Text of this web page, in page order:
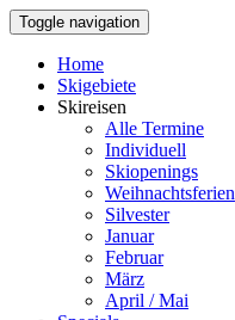
Toggle navigation
Home
Skigebiete
Skireisen
Alle Termine
Individuell
Skiopenings
Weihnachtsferien
Silvester
Januar
Februar
März
April / Mai